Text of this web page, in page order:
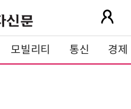
모빌리티 통신 경제